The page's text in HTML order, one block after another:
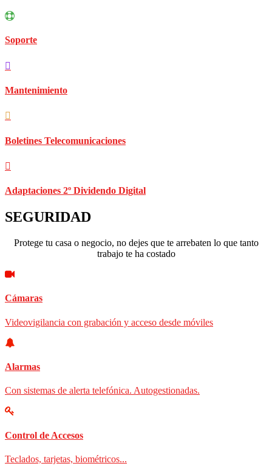
Soporte
Mantenimiento
Boletines Telecomunicaciones
Adaptaciones 2º Dividendo Digital
SEGURIDAD
Protege tu casa o negocio, no dejes que te arrebaten lo que tanto
trabajo te ha costado
Cámaras
Videovigilancia con grabación y acceso desde móviles
Alarmas
Con sistemas de alerta telefónica. Autogestionadas.
Control de Accesos
Teclados, tarjetas, biométricos...